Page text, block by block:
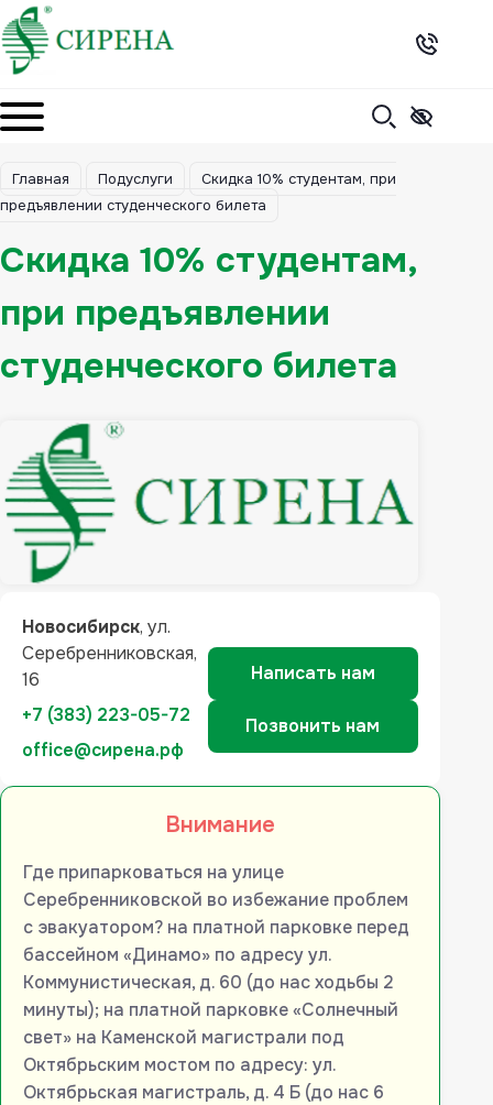
Skip
to
content
Главная Подуслуги
Скидка 10% студентам, при
предъявлении студенческого билета
Скидка 10% студентам,
при предъявлении
студенческого билета
Новосибирск, ул.
Серебренниковская,
16
+7 (383) 223-05-72
office@сирена.рф
Написать нам
Позвонить нам
Внимание
Где припарковаться на улице
Серебренниковской во избежание проблем
с эвакуатором? на платной парковке перед
бассейном «Динамо» по адресу ул.
Коммунистическая, д. 60 (до нас ходьбы 2
минуты); на платной парковке «Солнечный
свет» на Каменской магистрали под
Октябрьским мостом по адресу: ул.
Октябрьская магистраль, д. 4 Б (до нас 6